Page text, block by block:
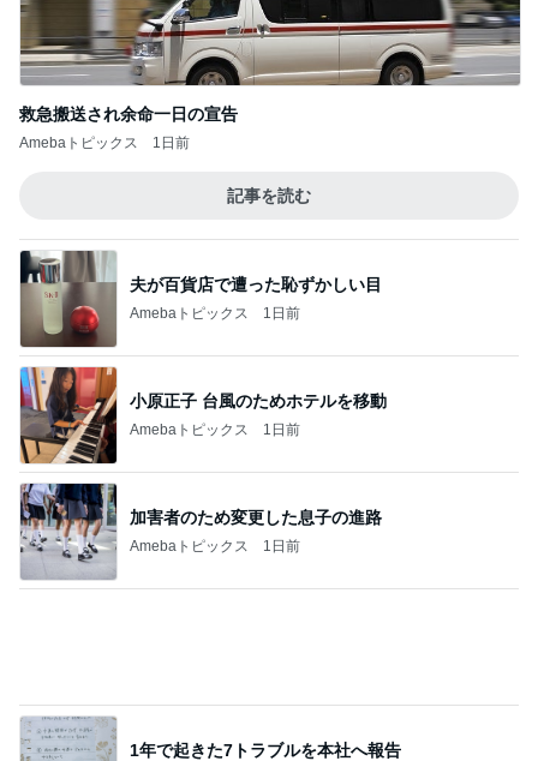
救急搬送され余命一日の宣告
Amebaトピックス 1日前
記事を読む
夫が百貨店で遭った恥ずかしい目
Amebaトピックス 1日前
小原正子 台風のためホテルを移動
Amebaトピックス 1日前
加害者のため変更した息子の進路
Amebaトピックス 1日前
1年で起きた7トラブルを本社へ報告